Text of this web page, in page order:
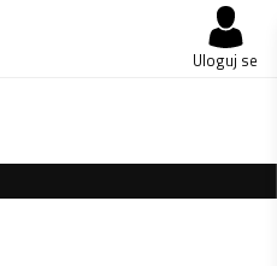
Uloguj se